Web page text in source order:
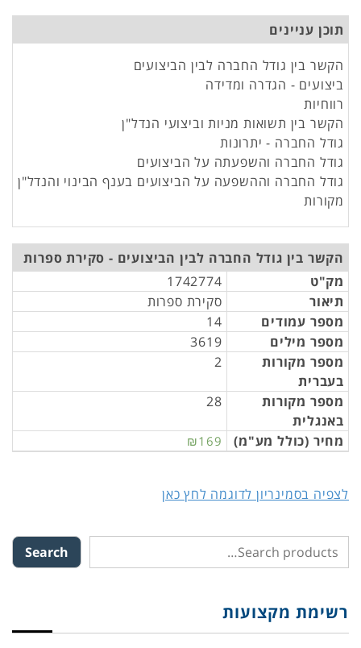
תוכן עניינים
הקשר בין גודל החברה לבין הביצועים
ביצועים - הגדרה ומדידה
רווחיות
הקשר בין תשואות מניות וביצועי הנדל"ן
גודל החברה - יתרונות
גודל החברה והשפעתה על הביצועים
גודל החברה וההשפעה על הביצועים בענף הבינוי והנדל"ן
מקורות
הקשר בין גודל החברה לבין הביצועים - סקירת ספרות
מק"ט
1742774
תיאור
סקירת ספרות
מספר עמודים
14
מספר מילים
3619
מספר מקורות
בעברית
2
מספר מקורות
באנגלית
28
מחיר (כולל מע"מ) ₪169
לצפיה בסמינריון לדוגמה לחץ כאן
Search
רשימת מקצועות